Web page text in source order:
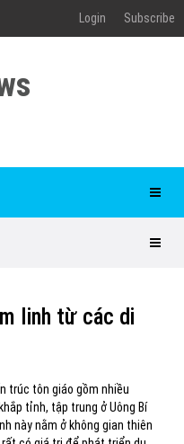
Login Subscribe
linh từ các di
trúc tôn giáo gồm nhiều
tỉnh, tập trung ở Uông Bí
này nằm ở không gian thiên